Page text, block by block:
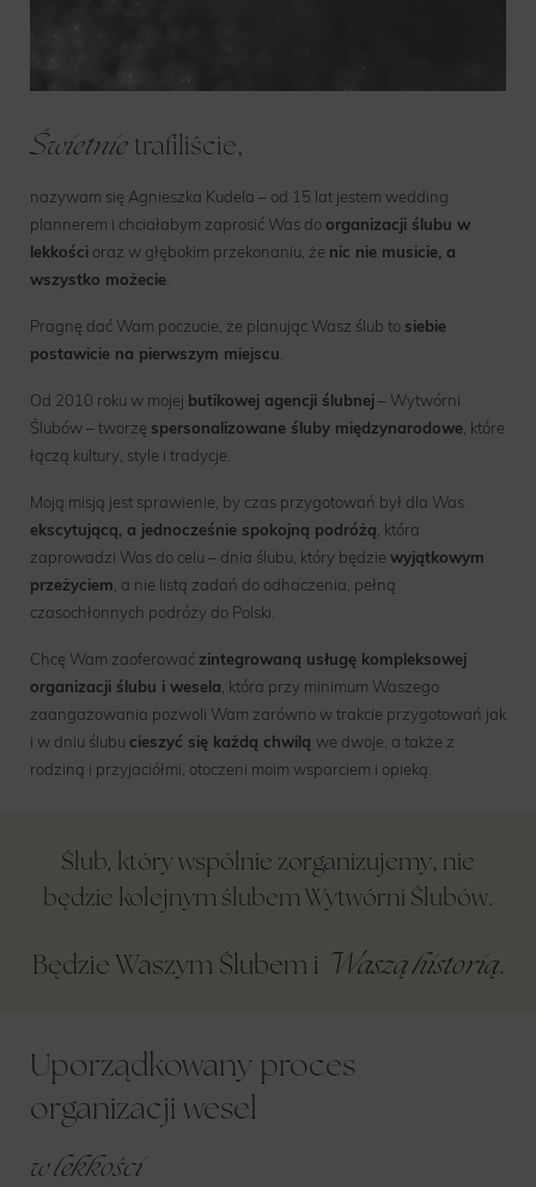
Świetnie trafiliście,
nazywam się Agnieszka Kudela – od 15 lat jestem wedding
plannerem i chciałabym zaprosić Was doorganizacji ślubu w
lekkości oraz w głębokim przekonaniu, że nic nie musicie, a
wszystko możecie.
Pragnę dać Wam poczucie, że planując Wasz ślub to siebie
postawicie na pierwszym miejscu.
Od 2010 roku w mojej butikowej agencji ślubnej– Wytwórni
Ślubów – tworzę spersonalizowane śluby międzynarodowe, które
łączą kultury, style i tradycje.
Moją misją jest sprawienie, by czas przygotowań był dla Was
ekscytującą, a jednocześnie spokojną podróżą, która
zaprowadzi Was do celu – dnia ślubu, który będzie wyjątkowym
przeżyciem, a nie listą zadań do odhaczenia, pełną
czasochłonnych podróży do Polski.
Chcę Wam zaoferować zintegrowaną usługę kompleksowej
organizacji ślubu i wesela, która przy minimum Waszego
zaangażowania pozwoli Wam zarówno w trakcie przygotowań jak
i w dniu ślubu cieszyć się każdą chwilą we dwoje, a także z
rodziną i przyjaciółmi, otoczeni moim wsparciem i opieką.
Ślub, który wspólnie zorganizujemy, nie
będzie kolejnym ślubem Wytwórni Ślubów.
Będzie Waszym Ślubem i Waszą historią.
Uporządkowany proces
organizacji wesel
w lekkości